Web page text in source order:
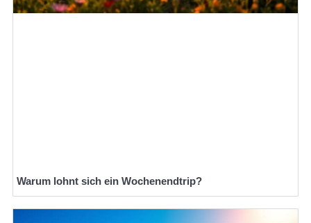
Warum lohnt sich ein Wochenendtrip?